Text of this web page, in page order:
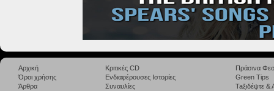
Αρχική
Όροι χρήσης
Άρθρα
Κριτικές CD
Ενδιαφέρουσες Ιστορίες
Συναυλίες
Πράσινα
Green Tips
Taξιδέψτε